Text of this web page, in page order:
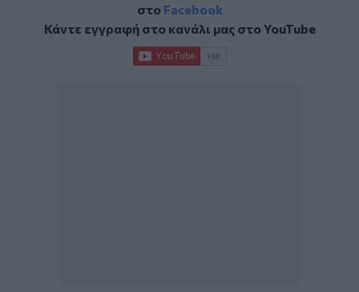
στο Facebook
Κάντε εγγραφή στο κανάλι μας στοYouTube